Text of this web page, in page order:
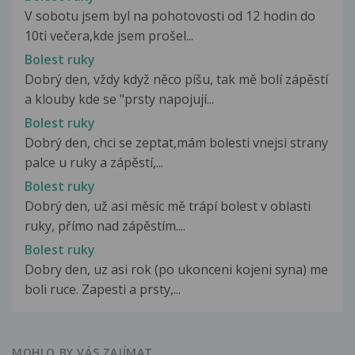
V sobotu jsem byl na pohotovosti od 12 hodin do
10ti večera,kde jsem prošel...
Bolest ruky
Dobrý den, vždy když něco píšu, tak mě bolí zápěstí
a klouby kde se "prsty napojují...
Bolest ruky
Dobrý den, chci se zeptat,mám bolesti vnejsi strany
palce u ruky a zápěstí,...
Bolest ruky
Dobrý den, už asi měsíc mě trápí bolest v oblasti
ruky, přímo nad zápěstím....
Bolest ruky
Dobry den, uz asi rok (po ukonceni kojeni syna) me
boli ruce. Zapesti a prsty,...